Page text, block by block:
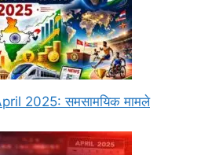
2025: समसामयिक मामले